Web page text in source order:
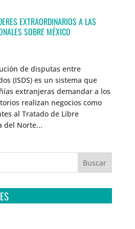
EXTRAORDINARIOS A LAS
SOBRE MÉXICO
de disputas entre
(ISDS) es un sistema que
extranjeras demandar a los
realizan negocios como
al Tratado de Libre
del Norte...